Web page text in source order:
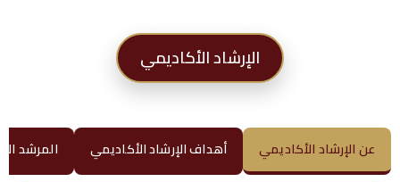
م
ع
ة
الإرشاد الأكاديمي
عن الإرشاد الأكاديمي أهداف الإرشاد الأكاديمي المرشد